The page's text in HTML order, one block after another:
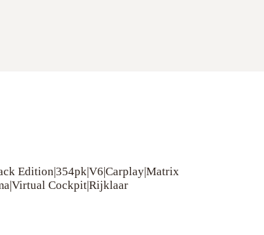
Edition|354pk|V6|Carplay|Matrix
Cockpit|Rijklaar